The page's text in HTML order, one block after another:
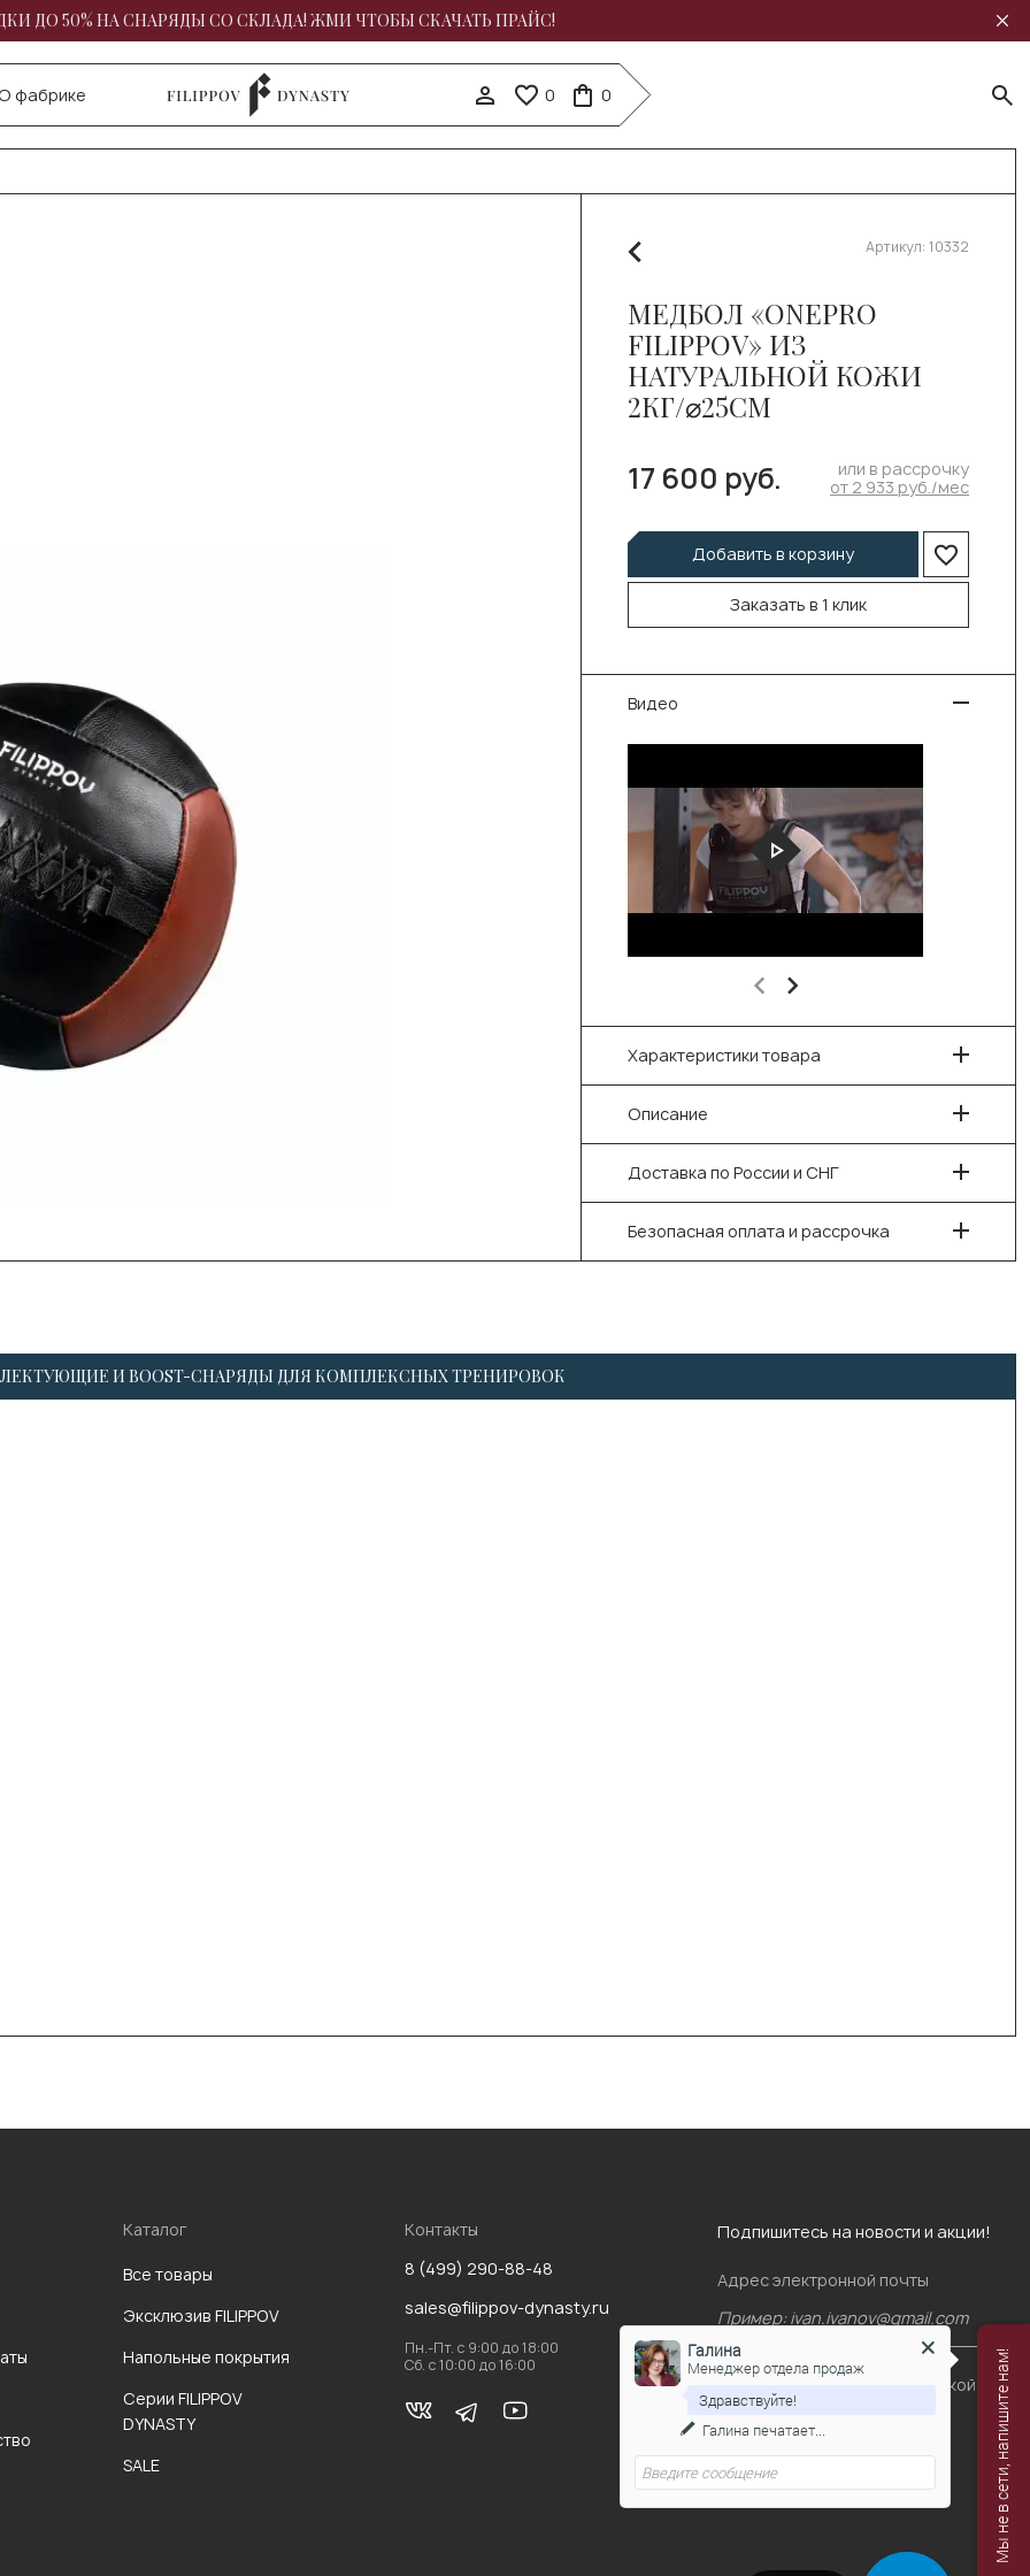
ДО 50% НА СНАРЯДЫ СО СКЛАДА! ЖМИ ЧТОБЫ СКАЧАТЬ ПРАЙС!
фабрике 0 0
Артикул: 10332
МЕДБОЛ «ONEPRO
FILIPPOV» ИЗ
НАТУРАЛЬНОЙ КОЖИ
2КГ/⌀25СМ
17 600 руб.
или в рассрочку
от 2 933 руб./мес
Добавить в корзину
Заказать в 1 клик
Видео
Характеристики товара
Описание
Доставка по России и СНГ
Безопасная оплата и рассрочка
И BOOST-СНАРЯДЫ ДЛЯ КОМПЛЕКСНЫХ ТРЕНИРОВОК
Каталог
Все товары
Эксклюзив FILIPPOV
Напольные покрытия
Серии FILIPPOV
DYNASTY
SALE
Контакты
8 (499) 290-88-48
sales@filippov-dynasty.ru
Пн.-Пт. с 9:00 до 18:00
Сб. с 10:00 до 16:00
Подпишитесь на новости и акции!
Адрес электронной почты
Я согласен(-на)
с политикой
конфиденциальности
Подписаться Мы не в сети, напишите нам!
Галина
Менеджер отдела продаж
Здравствуйте!
Галина печатает...